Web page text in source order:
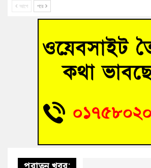
আহত শিক্ষার্থীদের দেখতে গিয়ে মেডিকেলের
হোমনায় বিধবা নারীর জমি দখল ও
বুড়িচংয়ে অতিথি পাখির আবাসস্থল সংরক্ষণে
বুড়িচংয়ে জুলাই গণঅভ্যুত্থান দিবস উদযাপন
আগে পরে
পুরাতন খবর: